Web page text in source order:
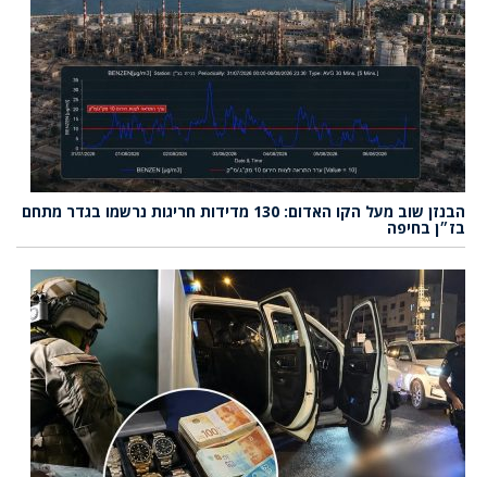
הבנזן שוב מעל הקו האדום: 130 מדידות חריגות נרשמו בגדר מתחם
בז״ן בחיפה